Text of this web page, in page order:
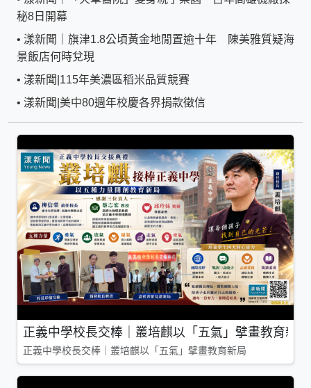
秘8日開幕
• 漾新聞｜旗津1.8公頃黃金地閒置逾十年 陳美雅質疑海
景飯店何時兌現
• 漾新聞|115年美濃區稻米品質競賽
• 漾新聞|美中80週年校慶各界捐款徵信
正義中學校長交棒｜叢培麒以「五氣」擘畫教育新局
正義中學校長交棒｜叢培麒以「五氣」擘畫教育新局